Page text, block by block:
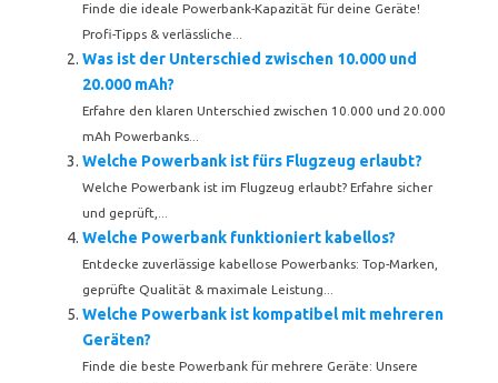
Finde die ideale Powerbank-Kapazität für deine Geräte!
Profi-Tipps & verlässliche...
Was ist der Unterschied zwischen 10.000 und
20.000 mAh?
Erfahre den klaren Unterschied zwischen 10.000 und 20.000
mAh Powerbanks...
Welche Powerbank ist fürs Flugzeug erlaubt?
Welche Powerbank ist im Flugzeug erlaubt? Erfahre sicher
und geprüft,...
Welche Powerbank funktioniert kabellos?
Entdecke zuverlässige kabellose Powerbanks: Top-Marken,
geprüfte Qualität & maximale Leistung...
Welche Powerbank ist kompatibel mit mehreren
Geräten?
Finde die beste Powerbank für mehrere Geräte: Unsere